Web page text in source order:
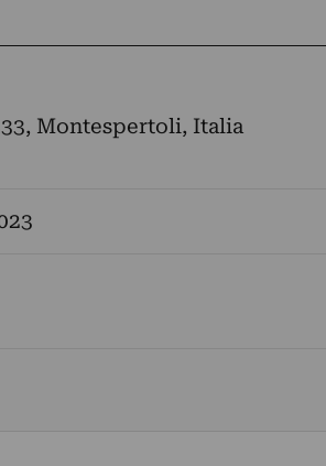
Montespertoli, Italia